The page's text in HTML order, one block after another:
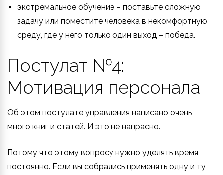
экстремальное обучение – поставьте сложную
задачу или поместите человека в некомфортную
среду, где у него только один выход – победа.
Постулат №4:
Мотивация персонала
Об этом постулате управления написано очень
много книг и статей. И это не напрасно.
Потому что этому вопросу нужно уделять время
постоянно. Если вы собрались применять одну и ту